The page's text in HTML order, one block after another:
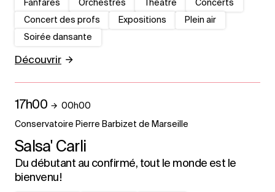
Fanfares Orchestres Théâtre
Concerts
Concert des profs
Expositions
Plein air
Soirée dansante
Découvrir
Salsa' Carli
Du débutant au confirmé, tout le monde est le
bienvenu !
17h00 00h00
Conservatoire Pierre Barbizet de Marseille